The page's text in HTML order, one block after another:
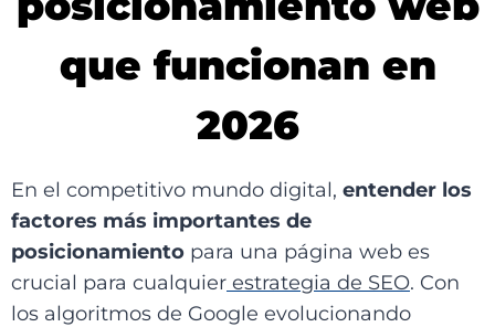
que funcionan en
2026
En el competitivo mundo digital, entender los
factores más importantes de
posicionamiento para una página web es
crucial para cualquier estrategia de SEO. Con
los algoritmos de Google evolucionando